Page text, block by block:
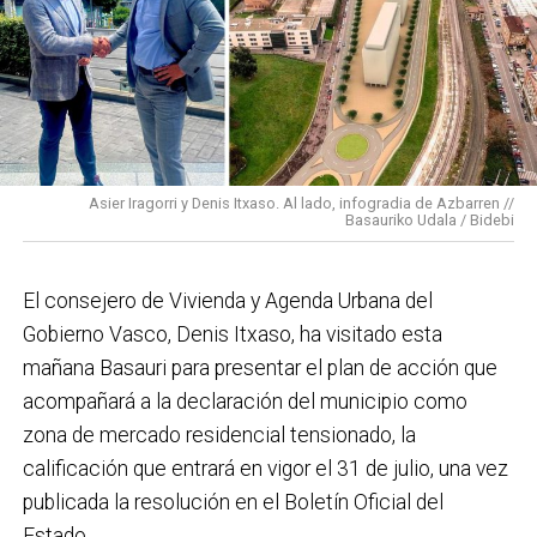
Basauri por el que trabajamos: más accesible, más
conectado y pensado para todas las personas.
En cuanto a nuestras áreas, estos tres años han dado
para mucho. En Medio Ambiente destacaría el
impulso para la creación de huertos urbanos,la
elaboración del Plan General de Actuación Energética,
el Plan de Acción contra el Ruido y la instalación de
régimen de autoconsumo, que hacen de Basauri un
municipio más sostenible y preparado para el futuro.
En ese sentido, estamos trabajando en acciones de
clima y energía, entre las que destacan el diseño de
una red de refugios climáticos, junto con un Plan de
Actuación ante Episodios de Altas Temperaturas,
como las que recientemente hemos sufrido.
Asier Iragorri y Denis Itxaso. Al lado, infogradia de Azbarren //
Basauriko Udala / Bidebi
El consejero de Vivienda y Agenda Urbana del
Gobierno Vasco, Denis Itxaso, ha visitado esta
mañana Basauri para presentar el plan de acción que
acompañará a la declaración del municipio como
zona de mercado residencial tensionado, la
calificación que entrará en vigor el 31 de julio, una vez
publicada la resolución en el Boletín Oficial del